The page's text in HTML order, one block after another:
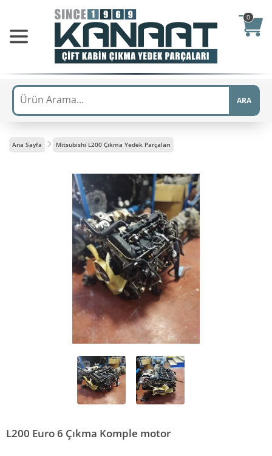
0
ARA
Ana Sayfa Mitsubishi L200 Çıkma Yedek Parçaları
L200 Euro 6 Çıkma Komple motor